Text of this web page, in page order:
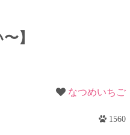
】
なつめいちご
1560